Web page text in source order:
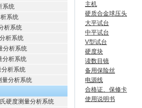
系统
系统
析系统
析系统
分析系统
分析系统
分析系统
量分析系统
硬度测量分析系统
主机
硬质合金球压头
大平试台
中平试台
V型试台
硬度块
读数目镜
备用保险丝
电源线
合格证、保修卡
使用说明书